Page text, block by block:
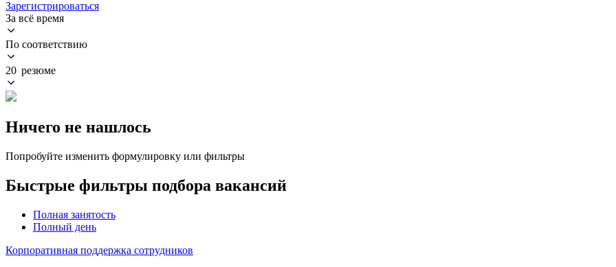
Зарегистрироваться
За всё время
По соответствию
20 резюме
Ничего не нашлось
Попробуйте изменить формулировку или фильтры
Быстрые фильтры подбора вакансий
Полная занятость
Полный день
Корпоративная поддержка сотрудников